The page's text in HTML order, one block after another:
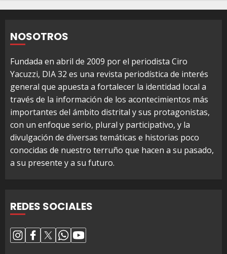
NOSOTROS
Fundada en abril de 2009 por el periodista Ciro
Yacuzzi, DIA 32 es una revista periodística de interés
general que apuesta a fortalecer la identidad local a
través de la información de los acontecimientos más
importantes del ámbito distrital y sus protagonistas,
con un enfoque serio, plural y participativo, y la
divulgación de diversas temáticas e historias poco
conocidas de nuestro terruño que hacen a su pasado,
a su presente y a su futuro.
REDES SOCIALES